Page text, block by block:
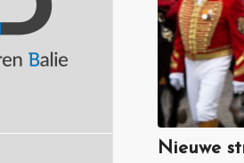
Nieuwe